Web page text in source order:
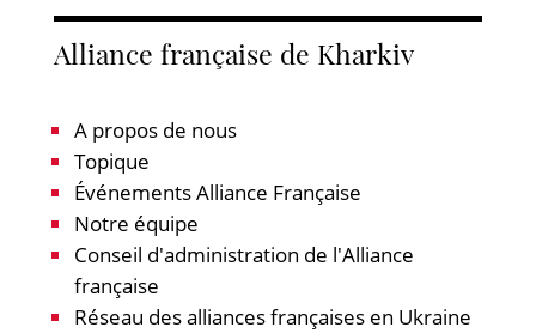
Alliance française de Kharkiv
A propos de nous
Topique
Événements Alliance Française
Notre équipe
Conseil d'administration de l'Alliance
française
Réseau des alliances françaises en Ukraine